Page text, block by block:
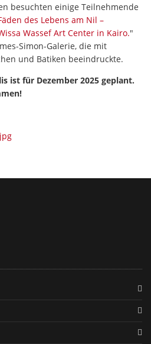
besuchten einige Teilnehmende
des Lebens am Nil –
Wassef Art Center in Kairo."
Simon-Galerie, die mit
und Batiken beeindruckte.
ist für Dezember 2025 geplant.